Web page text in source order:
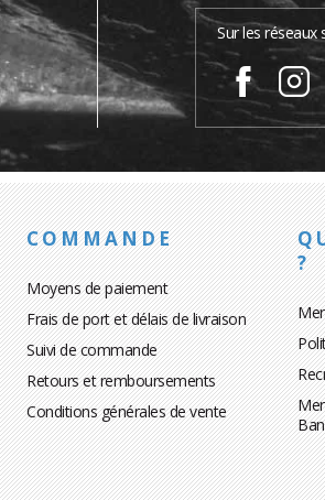
Sur les réseaux
COMMANDE
Moyens de paiement
Frais de port et délais de livraison
Suivi de commande
Retours et remboursements
Conditions générales de vente
?